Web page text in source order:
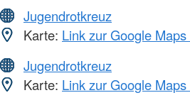
Jugendrotkreuz
Karte: Link zur Google
Jugendrotkreuz
Karte: Link zur Google